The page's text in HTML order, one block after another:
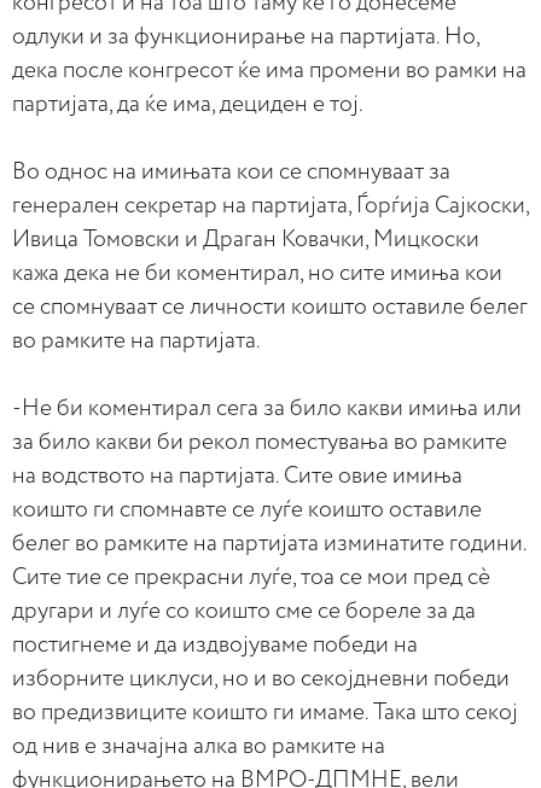
одлуки и за функционирање на партијата. Но,
дека после конгресот ќе има промени во рамки на
партијата, да ќе има, дециден е тој.
Во однос на имињата кои се спомнуваат за
генерален секретар на партијата, Ѓорѓија Сајкоски,
Ивица Томовски и Драган Ковачки, Мицкоски
кажа дека не би коментирал, но сите имиња кои
се спомнуваат се личности коишто оставиле белег
во рамките на партијата.
-Не би коментирал сега за било какви имиња или
за било какви би рекол поместувања во рамките
на водството на партијата. Сите овие имиња
коишто ги спомнавте се луѓе коишто оставиле
белег во рамките на партијата изминатите години.
Сите тие се прекрасни луѓе, тоа се мои пред сè
другари и луѓе со коишто сме се бореле за да
постигнеме и да издвојуваме победи на
изборните циклуси, но и во секојдневни победи
во предизвиците коишто ги имаме. Така што секој
од нив е значајна алка во рамките на
функционирањето на ВМРО-ДПМНЕ, вели